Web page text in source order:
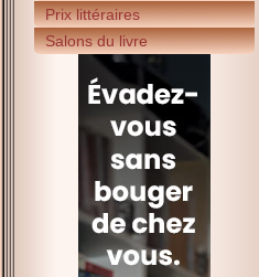
Prix littéraires
Salons du livre